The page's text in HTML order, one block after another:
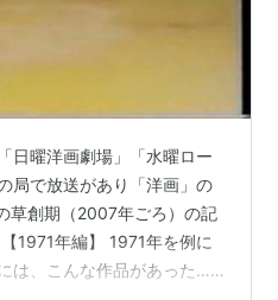
日曜洋画劇場」「水曜ロー
局で放送があり「洋画」の
草創期（2007年ごろ）の記
1971年編】 1971年を例に
は、こんな作品があった…